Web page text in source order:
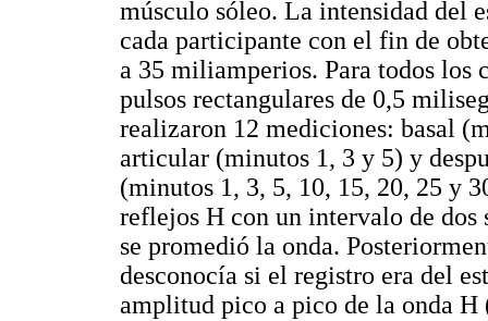
músculo sóleo. La intensidad del
cada participante con el fin de
a 35 miliamperios. Para todos los
pulsos rectangulares de 0,5
realizaron 12 mediciones: basal
articular (minutos 1, 3 y 5) y
(minutos 1, 3, 5, 10, 15, 20, 25 y
reflejos H con un intervalo de dos
se promedió la onda.
desconocía si el registro era del
amplitud pico a pico de la onda H